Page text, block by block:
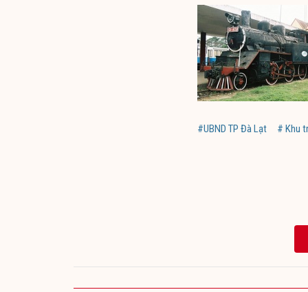
#UBND TP Đà Lạt # Khu